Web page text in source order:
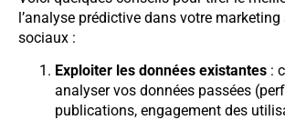
l’analyse prédictive dans votre
sociaux :
Exploiter les données existantes :
analyser vos données passées
publications, engagement des